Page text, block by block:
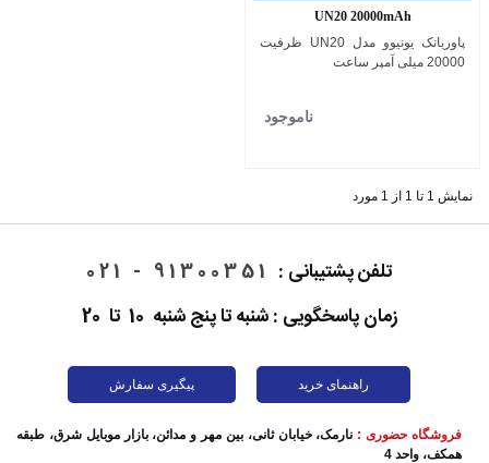
UN20 20000mAh
پاوربانک یونیوو مدل UN20 ظرفیت
20000 میلی آمپر ساعت
ناموجود
نمایش 1 تا 1 از 1 مورد
تلفن پشتیبانی : 91300351 - 021
زمان پاسخگویی : شنبه تا پنج شنبه 10 تا 20
راهنمای خرید پیگیری سفارش
فروشگاه حضوری : نارمک، خیابان ثانی، بین مهر و مدائن، بازار موبایل شرق، طبقه
همکف، واحد 4